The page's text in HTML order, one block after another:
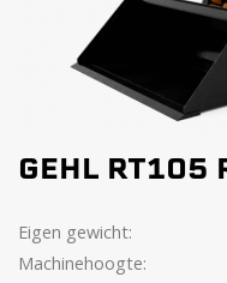
GEHL RT105
Eigen gewicht:
Machinehoogte: